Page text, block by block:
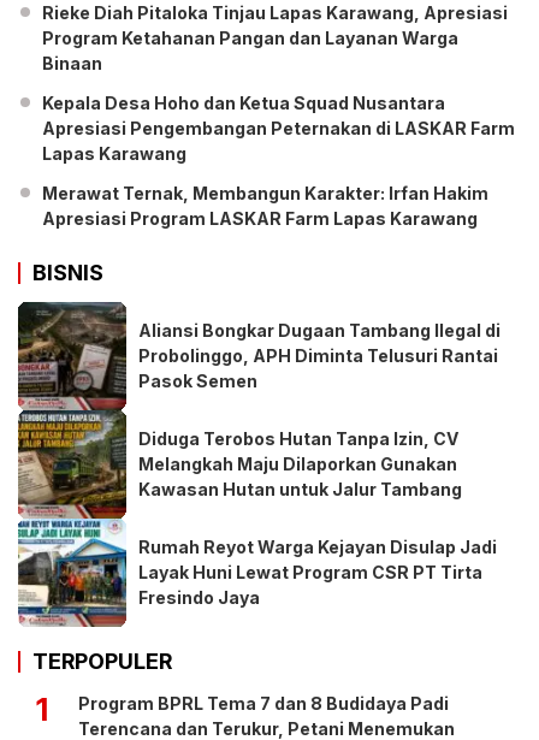
Rieke Diah Pitaloka Tinjau Lapas Karawang, Apresiasi
Program Ketahanan Pangan dan Layanan Warga
Binaan
Kepala Desa Hoho dan Ketua Squad Nusantara
Apresiasi Pengembangan Peternakan di LASKAR Farm
Lapas Karawang
Merawat Ternak, Membangun Karakter: Irfan Hakim
Apresiasi Program LASKAR Farm Lapas Karawang
BISNIS
Aliansi Bongkar Dugaan Tambang Ilegal di
Probolinggo, APH Diminta Telusuri Rantai
Pasok Semen
Diduga Terobos Hutan Tanpa Izin, CV
Melangkah Maju Dilaporkan Gunakan
Kawasan Hutan untuk Jalur Tambang
Rumah Reyot Warga Kejayan Disulap Jadi
Layak Huni Lewat Program CSR PT Tirta
Fresindo Jaya
TERPOPULER
1
Program BPRL Tema 7 dan 8 Budidaya Padi
Terencana dan Terukur, Petani Menemukan